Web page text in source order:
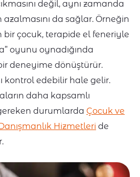
değil, aynı zamanda
azalmasını da sağlar. Örneğin
bir çocuk, terapide el feneriyle
oyunu oynadığında
deneyime dönüştürür.
kontrol edebilir hale gelir.
daha kapsamlı
durumlarda Çocuk ve
Hizmetleri de